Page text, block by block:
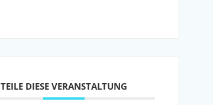
TEILE DIESE VERANSTALTUNG